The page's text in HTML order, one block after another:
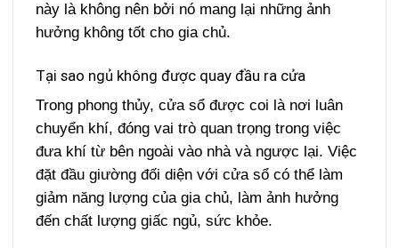
này là không nên bởi nó mang lại những ảnh
hưởng không tốt cho gia chủ.
Tại sao ngủ không được quay đầu ra cửa
Trong phong thủy, cửa sổ được coi là nơi luân
chuyển khí, đóng vai trò quan trọng trong việc
đưa khí từ bên ngoài vào nhà và ngược lại. Việc
đặt đầu giường đối diện với cửa sổ có thể làm
giảm năng lượng của gia chủ, làm ảnh hưởng
đến chất lượng giấc ngủ, sức khỏe.